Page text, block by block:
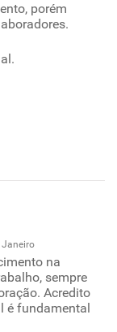
porém
Janeiro
na
sempre
Acredito
é fundamental